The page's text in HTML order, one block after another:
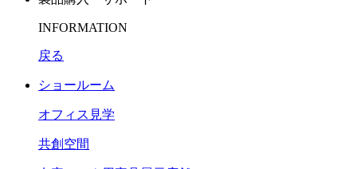
INFORMATION
戻る
ショールーム
オフィス見学
共創空間